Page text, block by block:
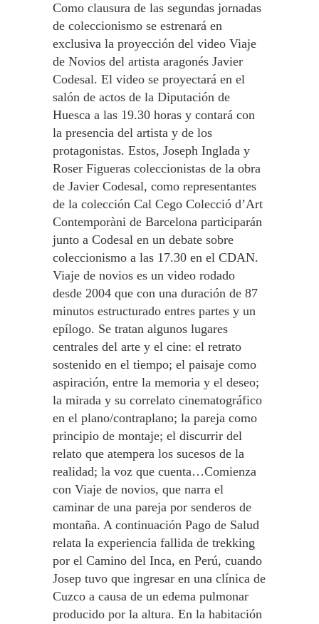
Como clausura de las segundas jornadas
de coleccionismo se estrenará en
exclusiva la proyección del video Viaje
de Novios del artista aragonés Javier
Codesal. El video se proyectará en el
salón de actos de la Diputación de
Huesca a las 19.30 horas y contará con
la presencia del artista y de los
protagonistas. Estos, Joseph Inglada y
Roser Figueras coleccionistas de la obra
de Javier Codesal, como representantes
de la colección Cal Cego Colecció d’Art
Contemporàni de Barcelona participarán
junto a Codesal en un debate sobre
coleccionismo a las 17.30 en el CDAN.
Viaje de novios es un video rodado
desde 2004 que con una duración de 87
minutos estructurado entres partes y un
epílogo. Se tratan algunos lugares
centrales del arte y el cine: el retrato
sostenido en el tiempo; el paisaje como
aspiración, entre la memoria y el deseo;
la mirada y su correlato cinematográfico
en el plano/contraplano; la pareja como
principio de montaje; el discurrir del
relato que atempera los sucesos de la
realidad; la voz que cuenta…Comienza
con Viaje de novios, que narra el
caminar de una pareja por senderos de
montaña. A continuación Pago de Salud
relata la experiencia fallida de trekking
por el Camino del Inca, en Perú, cuando
Josep tuvo que ingresar en una clínica de
Cuzco a causa de un edema pulmonar
producido por la altura. En la habitación